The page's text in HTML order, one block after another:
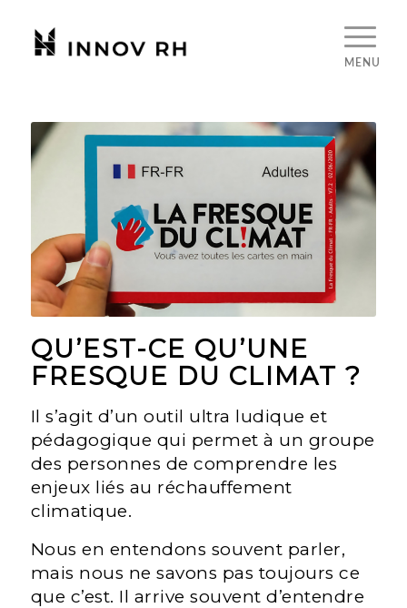
QU’EST-CE QU’UNE
FRESQUE DU CLIMAT ?
Il s’agit d’un outil ultra ludique et
pédagogique qui permet à un groupe
des personnes de comprendre les
enjeux liés au réchauffement
climatique.
Nous en entendons souvent parler,
mais nous ne savons pas toujours ce
que c’est. Il arrive souvent d’entendre